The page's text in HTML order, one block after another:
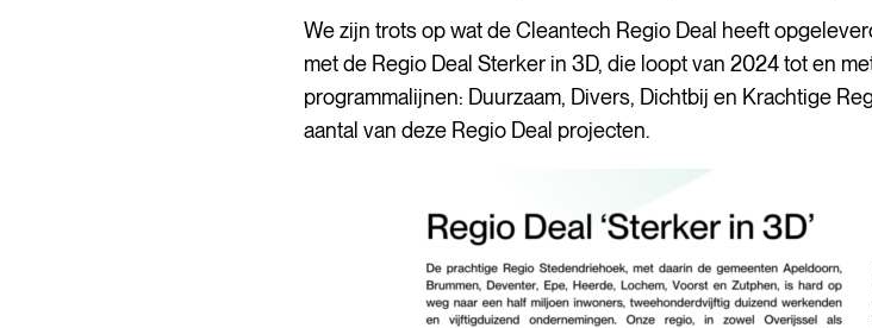
We zijn trots op wat de Cleantech Regio Deal heeft
met de Regio Deal Sterker in 3D, die loopt van 2024 tot en
programmalijnen: Duurzaam, Divers, Dichtbij en Krachtige
aantal van deze Regio Deal projecten.